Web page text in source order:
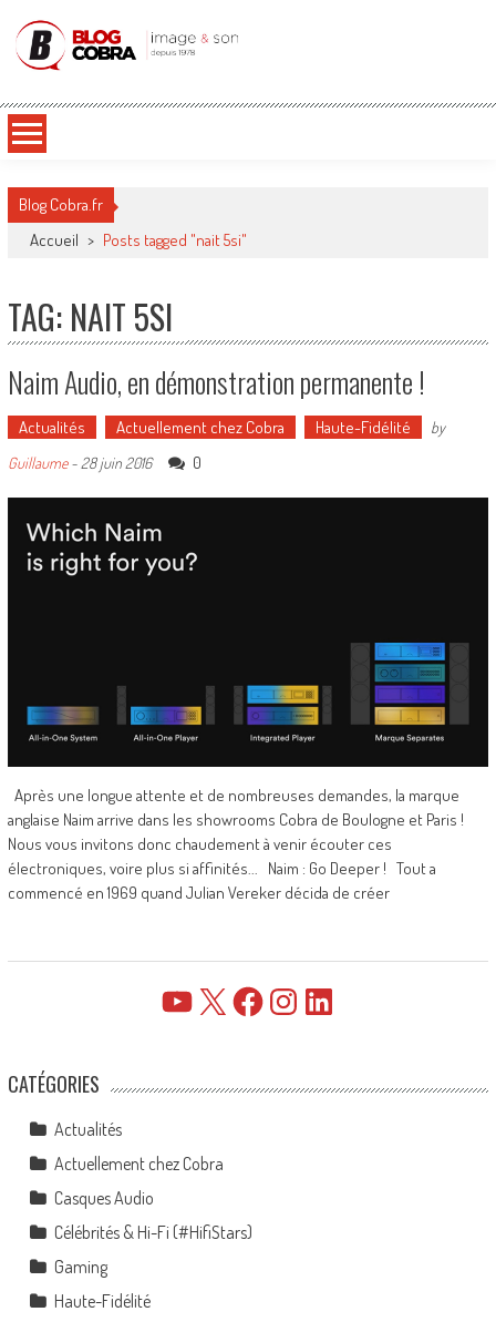
Blog Cobra
Blog Cobra.fr
Accueil > Posts tagged "nait 5si"
TAG: NAIT 5SI
Naim Audio, en démonstration permanente !
Actualités Actuellement chez Cobra Haute-Fidélité
by
Guillaume- 28 juin 2016 0
Après une longue attente et de nombreuses demandes, la marque
anglaise Naim arrive dans les showrooms Cobra de Boulogne et Paris !
Nous vous invitons donc chaudement à venir écouter ces
électroniques, voire plus si affinités... Naim : Go Deeper ! Tout a
commencé en 1969 quand Julian Vereker décida de créer
YouTube FacebookInstagramLinkedIn
CATÉGORIES
Actualités
Actuellement chez Cobra
Casques Audio
Célébrités & Hi-Fi (#HifiStars)
Gaming
Haute-Fidélité